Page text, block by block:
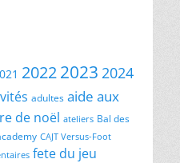
20222023 2024
adultes aide aux
de noël ateliers Bal des
CAJT Versus-Foot
fete du jeu